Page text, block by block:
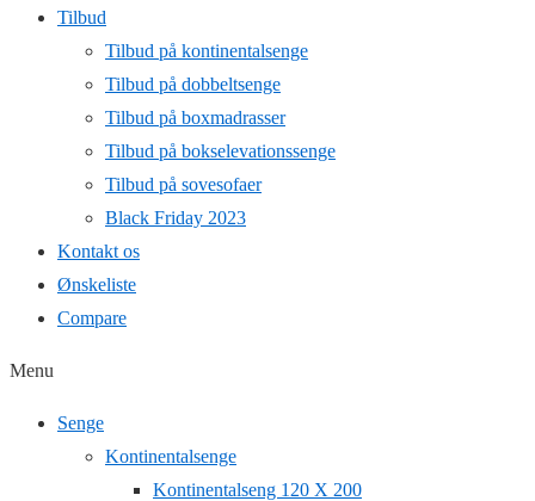
Tilbud
Tilbud på kontinentalsenge
Tilbud på dobbeltsenge
Tilbud på boxmadrasser
Tilbud på bokselevationssenge
Tilbud på sovesofaer
Black Friday 2023
Kontakt os
Ønskeliste
Compare
Menu
Senge
Kontinentalsenge
Kontinentalseng 120 X 200